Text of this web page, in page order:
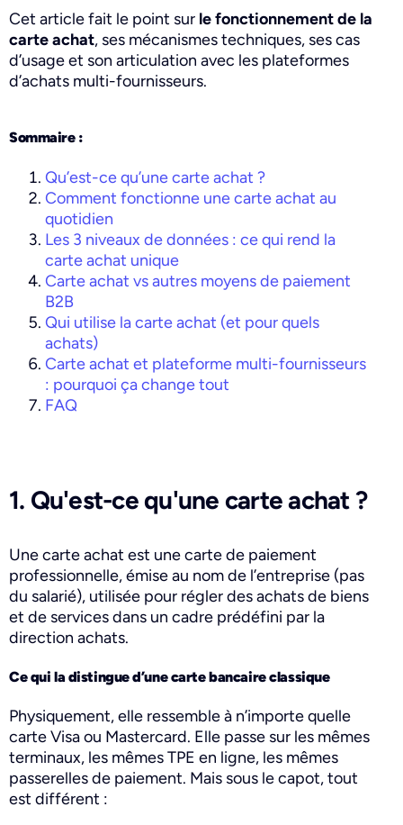
Cet article fait le point sur le fonctionnement de la
carte achat, ses mécanismes techniques, ses cas
d’usage et son articulation avec les plateformes
d’achats multi-fournisseurs.
Sommaire :
Qu’est-ce qu’une carte achat ?
Comment fonctionne une carte achat au
quotidien
Les 3 niveaux de données : ce qui rend la
carte achat unique
Carte achat vs autres moyens de paiement
B2B
Qui utilise la carte achat (et pour quels
achats)
Carte achat et plateforme multi-fournisseurs
: pourquoi ça change tout
FAQ
1. Qu'est-ce qu'une carte achat ?
Une carte achat est une carte de paiement
professionnelle, émise au nom de l’entreprise (pas
du salarié), utilisée pour régler des achats de biens
et de services dans un cadre prédéfini par la
direction achats.
Ce qui la distingue d’une carte bancaire classique
Physiquement, elle ressemble à n’importe quelle
carte Visa ou Mastercard. Elle passe sur les mêmes
terminaux, les mêmes TPE en ligne, les mêmes
passerelles de paiement. Mais sous le capot, tout
est différent :